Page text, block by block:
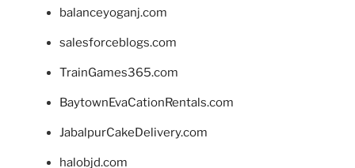
balanceyoganj.com
salesforceblogs.com
TrainGames365.com
BaytownEvaCationRentals.com
JabalpurCakeDelivery.com
halobjd.com